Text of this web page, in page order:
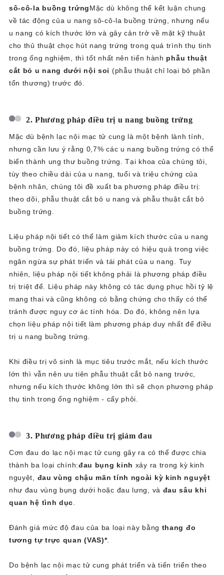
sô-cô-la buồng trứngMặc dù không thể kết luận chung
về tác động của u nang sô-cô-la buồng trứng, nhưng nếu
u nang có kích thước lớn và gây cản trở về mặt kỹ thuật
cho thủ thuật chọc hút nang trứng trong quá trình thụ tinh
trong ống nghiệm, thì tốt nhất nên tiến hành phẫu thuật
cắt bỏ u nang dưới nội soi (phẫu thuật chỉ loại bỏ phần
tổn thương) trước đó.
2. Phương pháp điều trị u nang buồng trứng
Mặc dù bệnh lạc nội mạc tử cung là một bệnh lành tính,
nhưng cần lưu ý rằng 0,7% các u nang buồng trứng có thể
biến thành ung thư buồng trứng. Tại khoa của chúng tôi,
tùy theo chiều dài của u nang, tuổi và triệu chứng của
bệnh nhân, chúng tôi đề xuất ba phương pháp điều trị:
theo dõi, phẫu thuật cắt bỏ u nang và phẫu thuật cắt bỏ
buồng trứng.
Liệu pháp nội tiết có thể làm giảm kích thước của u nang
buồng trứng. Do đó, liệu pháp này có hiệu quả trong việc
ngăn ngừa sự phát triển và tái phát của u nang. Tuy
nhiên, liệu pháp nội tiết không phải là phương pháp điều
trị triệt để. Liệu pháp này không có tác dụng phục hồi tỷ lệ
mang thai và cũng không có bằng chứng cho thấy có thể
tránh được nguy cơ ác tính hóa. Do đó, không nên lựa
chọn liệu pháp nội tiết làm phương pháp duy nhất để điều
trị u nang buồng trứng.
Khi điều trị vô sinh là mục tiêu trước mắt, nếu kích thước
lớn thì vẫn nên ưu tiên phẫu thuật cắt bỏ nang trước,
nhưng nếu kích thước không lớn thì sẽ chọn phương pháp
thụ tinh trong ống nghiệm - cấy phôi.
3. Phương pháp điều trị giảm đau
Cơn đau do lạc nội mạc tử cung gây ra có thể được chia
thành ba loại chính:đau bụng kinh xảy ra trong kỳ kinh
nguyệt, đau vùng chậu mãn tính ngoài kỳ kinh nguyệt
như đau vùng bụng dưới hoặc đau lưng, và đau sâu khi
quan hệ tình dục
Đánh giá mức độ đau của ba loại này bằng thang đo
tương tự trực quan (VAS)*.
Do bệnh lạc nội mạc tử cung phát triển và tiến triển theo